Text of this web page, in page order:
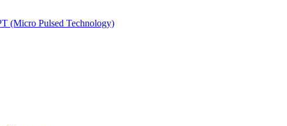
(Micro Pulsed Technology)